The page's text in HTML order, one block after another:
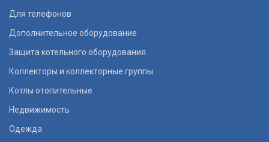
Для телефонов
Дополнительное оборудование
Защита котельного оборудования
Коллекторы и коллекторные группы
Котлы отопительные
Недвижимость
Одежда